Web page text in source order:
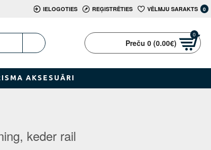
IELOGOTIES REĢISTRĒTIES VĒLMJU SARAKTS 0
Preču 0 (0.00€)
0
AKSESUĀRI
keder rail